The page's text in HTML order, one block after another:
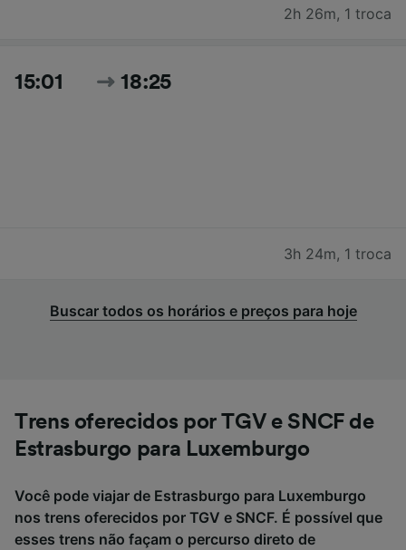
2h 26m, 1 troca
15:01 18:25
3h 24m, 1 troca
Buscar todos os horários e preços para hoje
Trens oferecidos por TGV e SNCF de
Estrasburgo para Luxemburgo
Você pode viajar de Estrasburgo para Luxemburgo
nos trens oferecidos por TGV e SNCF. É possível que
esses trens não façam o percurso direto de